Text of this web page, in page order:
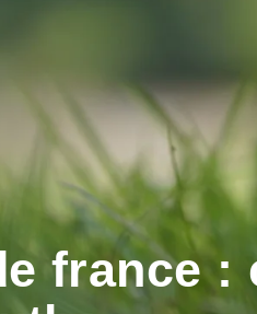
france :